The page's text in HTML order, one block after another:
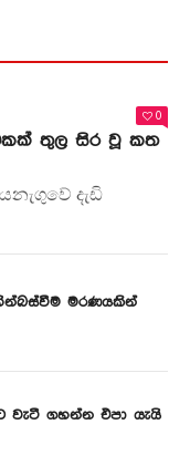
0
තුල සිර වූ කත
දැඩි
මරණයකින්
වැටී ගහන්න එපා යැයි